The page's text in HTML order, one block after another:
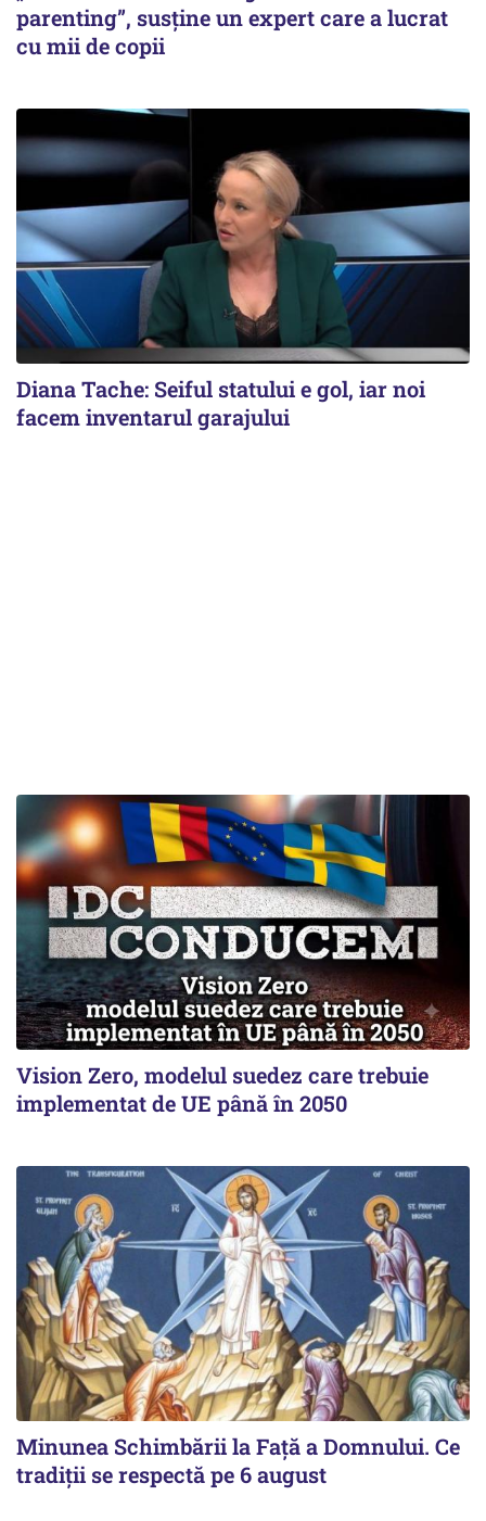
parenting”, susține un expert care a lucrat
cu mii de copii
Diana Tache: Seiful statului e gol, iar noi
facem inventarul garajului
Vision Zero, modelul suedez care trebuie
implementat de UE până în 2050
Minunea Schimbării la Față a Domnului. Ce
tradiții se respectă pe 6 august